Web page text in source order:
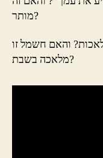
מותר?
והאם חשמל זו
מלאכה בשבת?